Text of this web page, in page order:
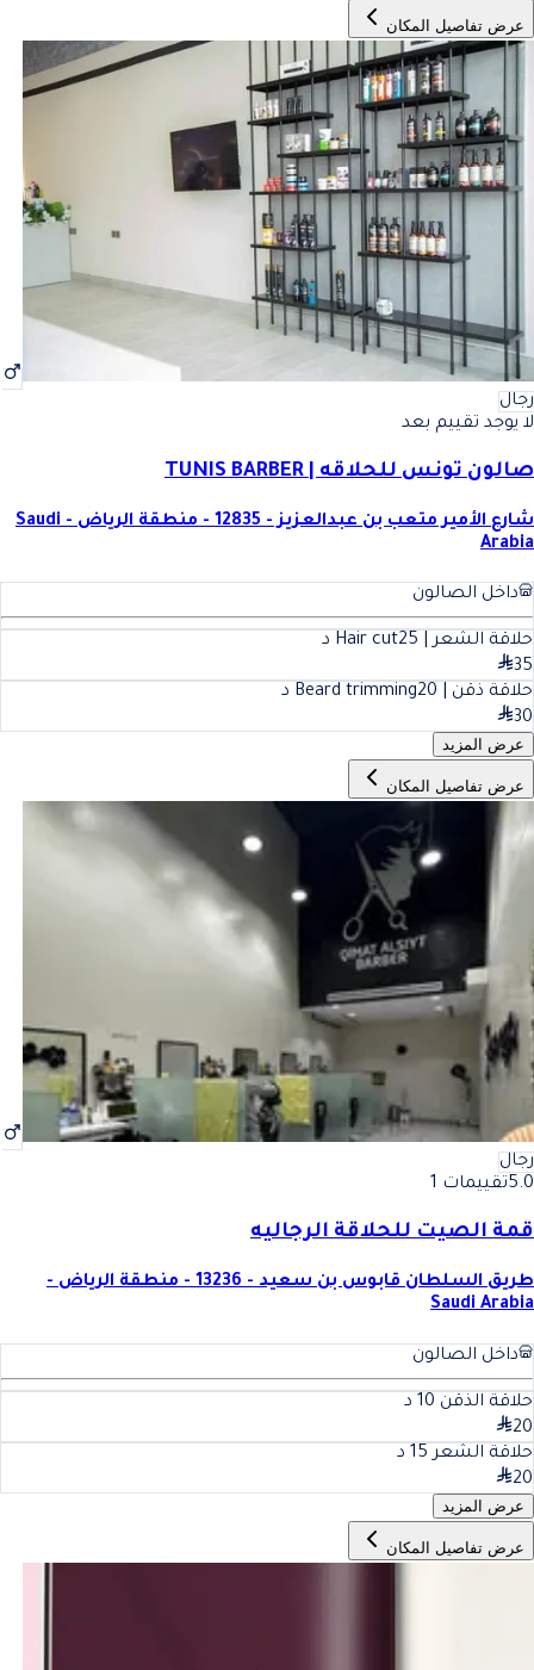
عرض تفاصيل المكان
رجال
لا يوجد تقييم بعد
صالون تونس للحلاقه | TUNIS BARBER
شارع الأمير متعب بن عبدالعزيز - 12835 - منطقة الرياض - Saudi
Arabia
داخل الصالون
حلاقة الشعر | Hair cut 25
د
35
حلاقة ذقن | Beard trimming 20
د
30
عرض المزيد
عرض تفاصيل المكان
رجال
5.0تقييمات 1
قمة الصيت للحلاقة الرجاليه
طريق السلطان قابوس بن سعيد - 13236 - منطقة الرياض -
Saudi Arabia
داخل الصالون
حلاقة الذقن 10 د
20
حلاقة الشعر 15 د
20
عرض المزيد
عرض تفاصيل المكان